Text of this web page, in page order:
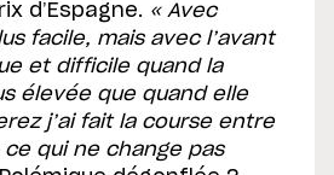
d’Espagne. « Avec
facile, mais avec l’avant
et difficile quand la
élevée que quand elle
j’ai fait la course entre
ce qui ne change pas